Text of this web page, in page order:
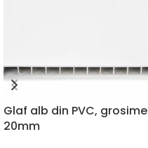
Glaf alb din PVC, grosime
20mm